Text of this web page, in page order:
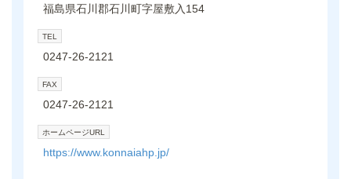
福島県石川郡石川町字屋敷入154
TEL
0247-26-2121
FAX
0247-26-2121
ホームページURL
https://www.konnaiahp.jp/